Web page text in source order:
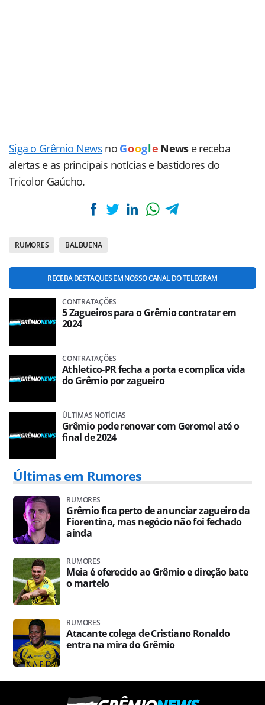
Siga o Grêmio News no Goog le News e receba
alertas e as principais notícias e bastidores do
Tricolor Gaúcho.
RUMORES BALBUENA
RECEBA DESTAQUES EM NOSSO CANAL DO TELEGRAM
CONTRATAÇÕES
5 Zagueiros para o Grêmio contratar em
2024
CONTRATAÇÕES
Athletico-PR fecha a porta e complica vida
do Grêmio por zagueiro
ÚLTIMAS NOTÍCIAS
Grêmio pode renovar com Geromel até o
final de 2024
Últimas em Rumores
RUMORES
Grêmio fica perto de anunciar zagueiro da
Fiorentina, mas negócio não foi fechado
ainda
RUMORES
Meia é oferecido ao Grêmio e direção bate
o martelo
RUMORES
Atacante colega de Cristiano Ronaldo
entra na mira do Grêmio